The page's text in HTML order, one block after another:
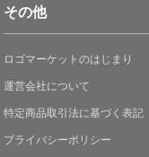
その他
ロゴマーケットのはじまり
運営会社について
特定商品取引法に基づく表記
プライバシーポリシー